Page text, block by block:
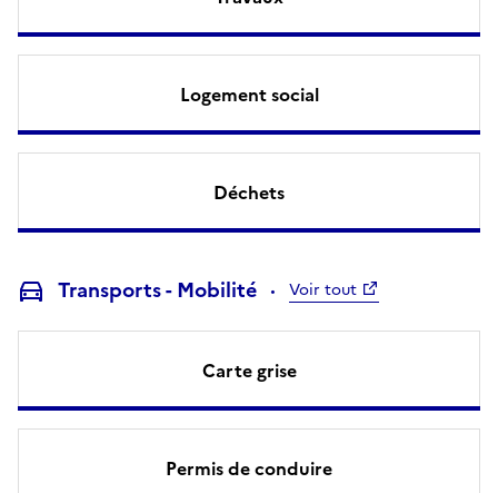
Logement social
Déchets
Transports - Mobilité Voir tout
Carte grise
Permis de conduire